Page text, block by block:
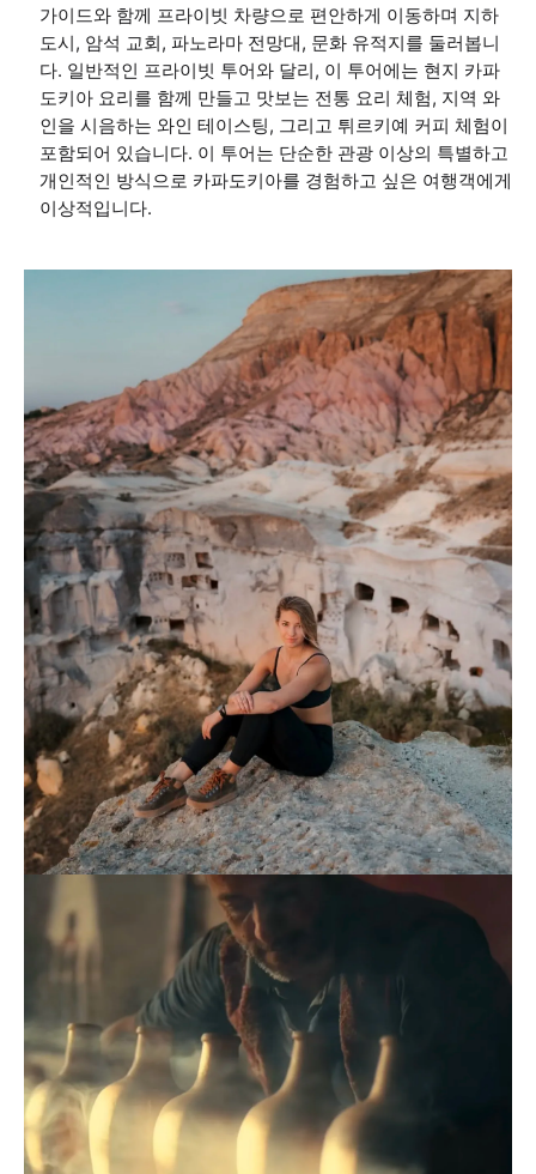
가이드와 함께 프라이빗 차량으로 편안하게 이동하며 지하
도시, 암석 교회, 파노라마 전망대, 문화 유적지를 둘러봅니
다. 일반적인 프라이빗 투어와 달리, 이 투어에는 현지 카파
도키아 요리를 함께 만들고 맛보는 전통 요리 체험, 지역 와
인을 시음하는 와인 테이스팅, 그리고 튀르키예 커피 체험이
포함되어 있습니다. 이 투어는 단순한 관광 이상의 특별하고
개인적인 방식으로 카파도키아를 경험하고 싶은 여행객에게
이상적입니다.